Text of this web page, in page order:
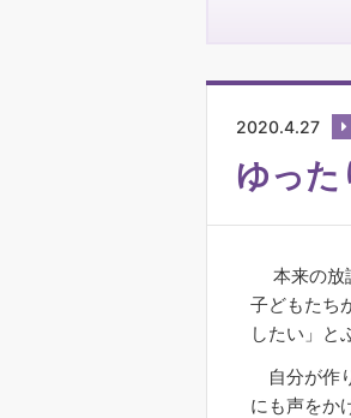
2020.4.27
ゆった
本来の放
子どもたち
したい」と
自分が作
にも声をか